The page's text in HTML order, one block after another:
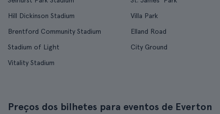
Hill Dickinson Stadium
Villa Park
Brentford Community Stadium
Elland Road
Stadium of Light
City Ground
Vitality Stadium
Preços dos bilhetes para eventos de Everton